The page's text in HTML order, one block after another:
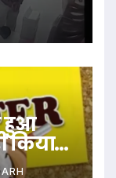
हुआ
किया